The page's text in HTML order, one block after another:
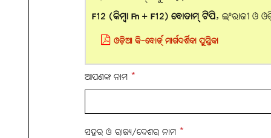
F12 (କିମ୍ବା Fn + F12) ବୋତାମ୍‌ ଟିପି, ଇଂରାଜୀ ଓ
ଓଡ଼ିଆ କି-ବୋର୍ଡ୍ ମାର୍ଗଦର୍ଶିକା ପୁସ୍ତିକା
ଆପଣଙ୍କ ନାମ *
ସହର ଓ ରାଜ୍ୟ/ଦେଶର ନାମ *